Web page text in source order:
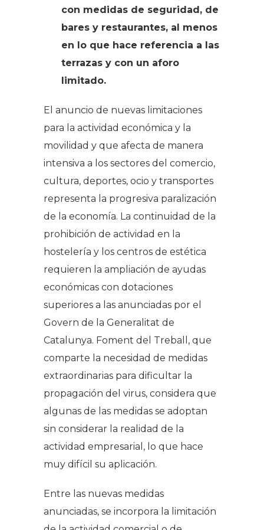
con medidas de seguridad, de
bares y restaurantes, al menos
en lo que hace referencia a las
terrazas y con un aforo
limitado.
El anuncio de nuevas limitaciones
para la actividad económica y la
movilidad y que afecta de manera
intensiva a los sectores del comercio,
cultura, deportes, ocio y transportes
representa la progresiva paralización
de la economía. La continuidad de la
prohibición de actividad en la
hostelería y los centros de estética
requieren la ampliación de ayudas
económicas con dotaciones
superiores a las anunciadas por el
Govern de la Generalitat de
Catalunya. Foment del Treball, que
comparte la necesidad de medidas
extraordinarias para dificultar la
propagación del virus, considera que
algunas de las medidas se adoptan
sin considerar la realidad de la
actividad empresarial, lo que hace
muy difícil su aplicación.
Entre las nuevas medidas
anunciadas, se incorpora la limitación